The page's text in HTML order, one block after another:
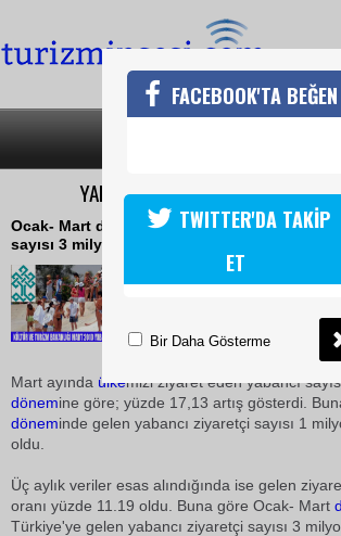
YABANCI TURİST SAYISI YÜZDE
Ocak- Mart döneminde Türkiye'ye gelen
sayısı 3 milyon 178 bin 438 kişi oldu
27 Nisan 2010 / 11:55
Emniyet Genel
geçici verilerden
Mart ayında ülkemizi ziyaret eden yabancı
dönemine göre; yüzde 17,13 artış gösterdi.
döneminde gelen yabancı ziyaretçi sayısı 1
oldu.
Üç aylık veriler esas alındığında ise gelen
oranı yüzde 11.19 oldu. Buna göre Ocak- Mart
Türkiye'ye gelen yabancı ziyaretçi sayısı 3
FACEBOOK'TA BEĞEN
TWITTER'DA TAKİP
ET
Bir Daha Gösterme